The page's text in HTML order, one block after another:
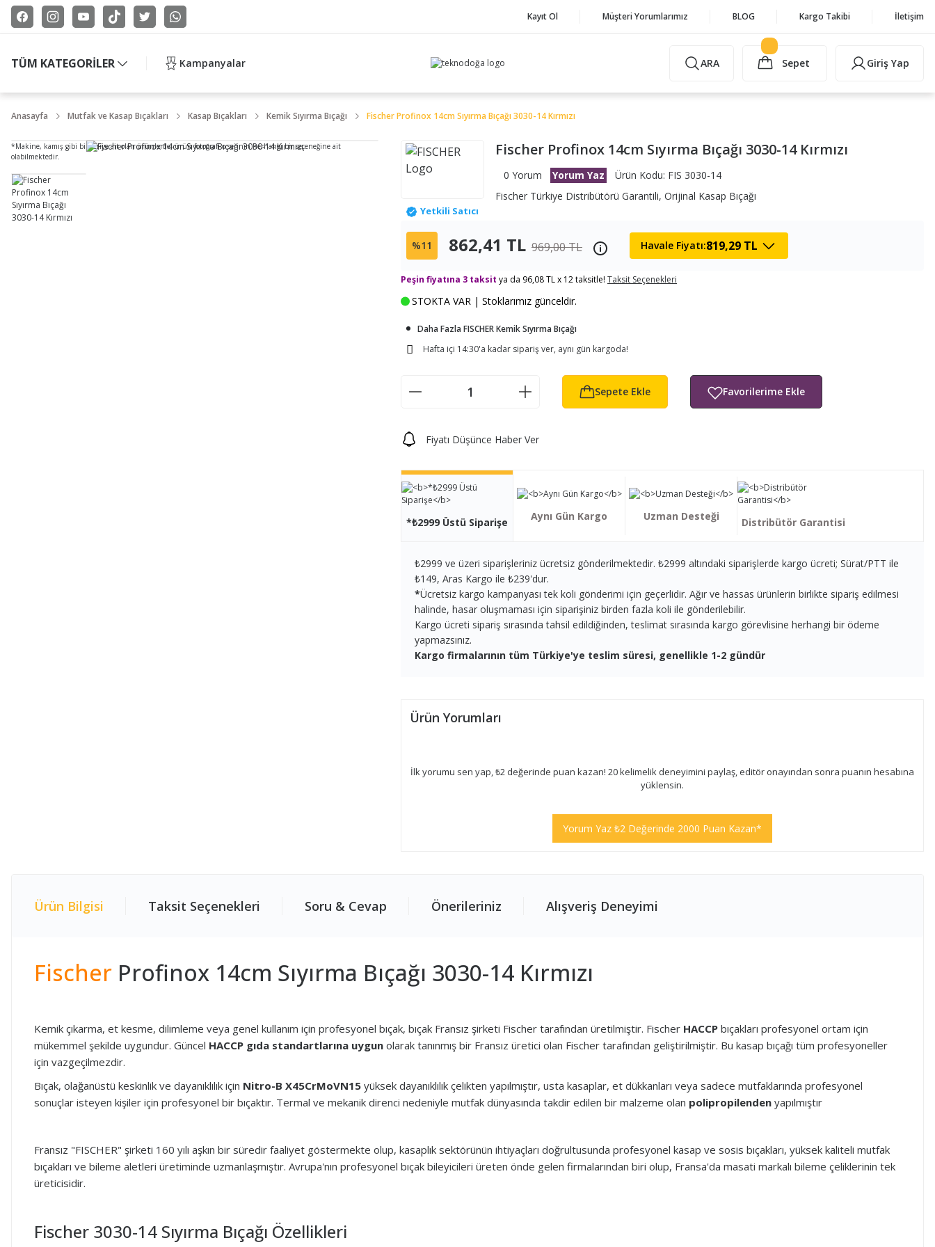
Kayıt Ol Müşteri Yorumlarımız BLOG Kargo Takibi İletişim
TÜM KATEGORİLER Kampanyalar ARA Sepet Giriş Yap
Anasayfa Mutfak ve Kasap Bıçakları Kasap Bıçakları Kemik Sıyırma Bıçağı Fischer Profinox 14cm Sıyırma Bıçağı 3030-14 Kırmızı
*Makine, kamış gibi bir seriye ait olan ürünlerde, ürün fotoğrafı o serinin herhangi bir seçeneğine ait
olabilmektedir.
Yetkili Satıcı
Fischer Profinox 14cm Sıyırma Bıçağı 3030-14 Kırmızı
0 Yorum Yorum Yaz
Ürün Kodu: FIS 3030-14
Fischer Türkiye Distribütörü Garantili, Orijinal Kasap Bıçağı
%11 862,41 TL 969,00 TL Havale Fiyatı:819,29 TL
Peşin fiyatına 3 taksit ya da 96,08 TL x 12 taksitle! Taksit Seçenekleri
STOKTA VAR | Stoklarımız günceldir.
Daha Fazla FISCHER Kemik Sıyırma Bıçağı
Hafta içi 14:30'a kadar sipariş ver, aynı gün kargoda!
Sepete Ekle
Fiyatı Düşünce Haber Ver
*₺2999 Üstü Siparişe Aynı Gün Kargo Uzman Desteği Distribütör Garantisi
₺2999 ve üzeri siparişleriniz ücretsiz gönderilmektedir. ₺2999 altındaki siparişlerde kargo ücreti; Sürat/PTT ile
₺149, Aras Kargo ile ₺239'dur.
*Ücretsiz kargo kampanyası tek koli gönderimi için geçerlidir. Ağır ve hassas ürünlerin birlikte sipariş edilmesi
halinde, hasar oluşmaması için siparişiniz birden fazla koli ile gönderilebilir.
Kargo ücreti sipariş sırasında tahsil edildiğinden, teslimat sırasında kargo görevlisine herhangi bir ödeme
yapmazsınız.
Kargo firmalarının tüm Türkiye'ye teslim süresi, genellikle 1-2 gündür
Ürün Yorumları
İlk yorumu sen yap, ₺2 değerinde puan kazan! 20 kelimelik deneyimini paylaş, editör onayından sonra puanın hesabına
yüklensin.
Yorum Yaz ₺2 Değerinde 2000 Puan Kazan*
Ürün Bilgisi Taksit Seçenekleri Soru & Cevap Önerileriniz Alışveriş Deneyimi
Fischer Profinox 14cm Sıyırma Bıçağı 3030-14 Kırmızı
Kemik çıkarma, et kesme, dilimleme veya genel kullanım için profesyonel bıçak, bıçak Fransız şirketi Fischer tarafından üretilmiştir. Fischer HACCP bıçakları profesyonel ortam için
mükemmel şekilde uygundur. Güncel HACCP gıda standartlarına uygun olarak tanınmış bir Fransız üretici olan Fischer tarafından geliştirilmiştir. Bu kasap bıçağı tüm profesyoneller
için vazgeçilmezdir.
Bıçak, olağanüstü keskinlik ve dayanıklılık için Nitro-B X45CrMoVN15 yüksek dayanıklılık çelikten yapılmıştır, usta kasaplar, et dükkanları veya sadece mutfaklarında profesyonel
sonuçlar isteyen kişiler için profesyonel bir bıçaktır. Termal ve mekanik direnci nedeniyle mutfak dünyasında takdir edilen bir malzeme olan polipropilenden yapılmıştır
Fransız "FISCHER" şirketi 160 yılı aşkın bir süredir faaliyet göstermekte olup, kasaplık sektörünün ihtiyaçları doğrultusunda profesyonel kasap ve sosis bıçakları, yüksek kaliteli mutfak
bıçakları ve bileme aletleri üretiminde uzmanlaşmıştır. Avrupa'nın profesyonel bıçak bileyicileri üreten önde gelen firmalarından biri olup, Fransa'da masati markalı bileme çeliklerinin tek
üreticisidir.
Fischer 3030-14 Sıyırma Bıçağı Özellikleri